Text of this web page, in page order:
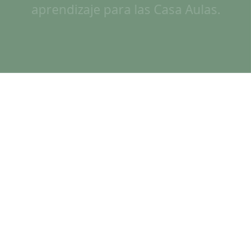
aprendizaje para las Casa Aulas.